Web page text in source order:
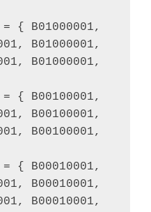
{ B01000001,
B01000001,
B01000001,
{ B00100001,
B00100001,
B00100001,
{ B00010001,
B00010001,
B00010001,